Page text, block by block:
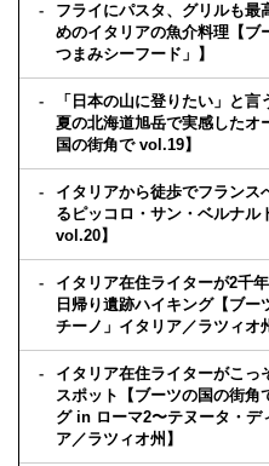
フライにパスタ、グリルも最
めのイタリアの魚介料理【
つまみシーフード」】
「日本の山に登りたい」と
夏の北海道旭岳で実感したオ
国の街角で vol.19】
イタリアから徒歩でフランス
るピッコロ・サン・ベルナル
vol.20】
イタリア在住ライターが2千
日帰り遺跡ハイキング【ブ
チーノ」イタリア／ラツィオ
イタリア在住ライターがこっ
スポット【ブーツの国の街
グ in ローマ2〜テヌータ・デ
ア／ラツィオ州】